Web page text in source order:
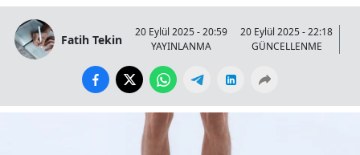
Fatih Tekin
20 Eylül 2025 - 20:59
YAYINLANMA
20 Eylül 2025 - 22:18
GÜNCELLENME